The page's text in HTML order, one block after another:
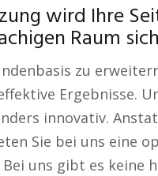
wird Ihre
Raum
zu
Ergebnisse.
innovativ.
Sie bei uns eine
uns gibt es keine